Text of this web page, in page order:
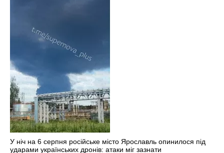
У ніч на 6 серпня російське місто Ярославль опинилося під
ударами українських дронів: атаки міг зазнати